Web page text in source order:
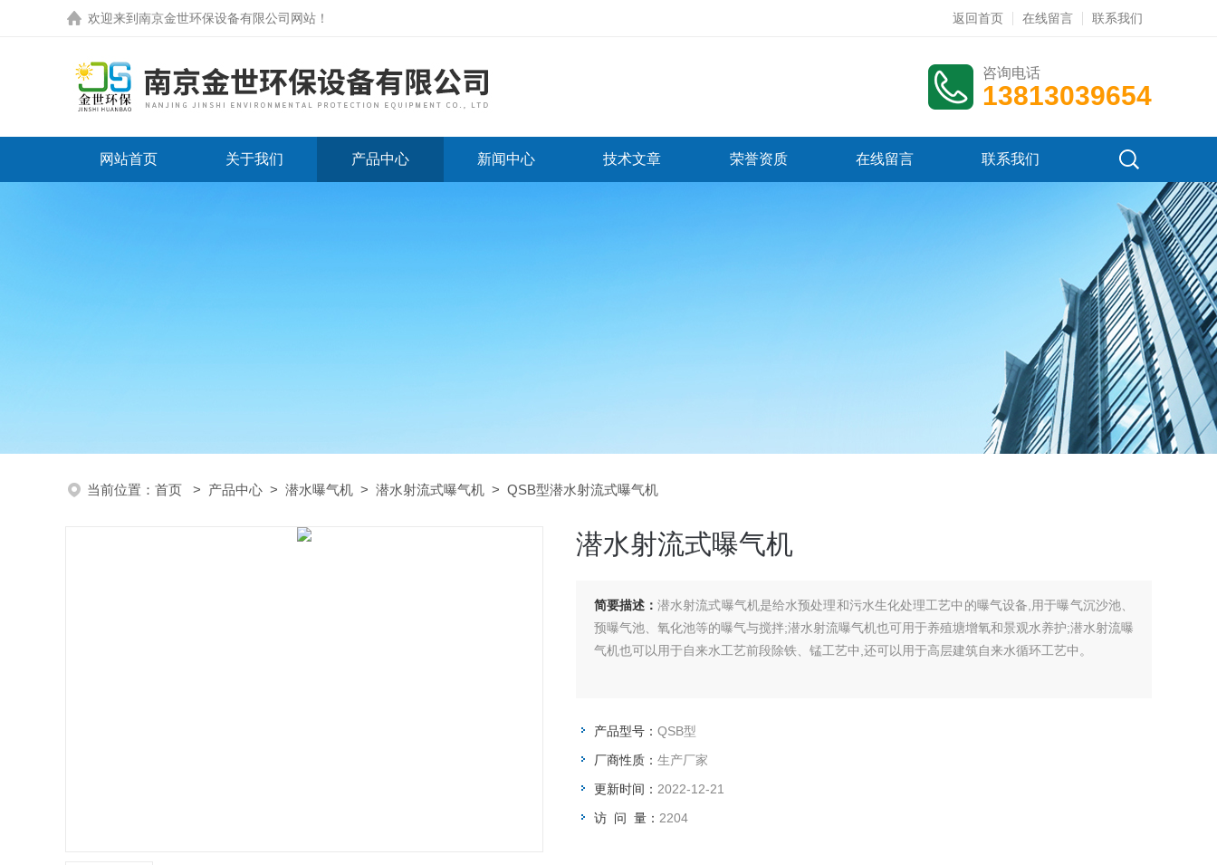
欢迎来到 南京金世环保设备有限公司网站 ！ 返回首页 在线留言 联系我们
咨询电话
13813039654
网站首页 关于我们 产品中心 新闻中心 技术文章 荣誉资质 在线留言 联系我们
当前位置： 首页 > 产品中心 > 潜水曝气机 > 潜水射流式曝气机 > QSB型潜水射流式曝气机
潜水射流式曝气机
简要描述： 潜水射流式曝气机是给水预处理和污水生化处理工艺中的曝气设备,用于曝气沉沙池、
预曝气池、氧化池等的曝气与搅拌;潜水射流曝气机也可用于养殖塘增氧和景观水养护;潜水射流曝
气机也可以用于自来水工艺前段除铁、锰工艺中,还可以用于高层建筑自来水循环工艺中。
产品型号： QSB型
厂商性质： 生产厂家
更新时间： 2022-12-21
访 问 量： 2204